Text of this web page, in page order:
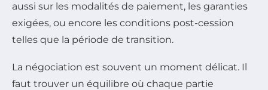
aussi sur les modalités de paiement, les garanties
exigées, ou encore les conditions post-cession
telles que la période de transition.
La négociation est souvent un moment délicat. Il
faut trouver un équilibre où chaque partie